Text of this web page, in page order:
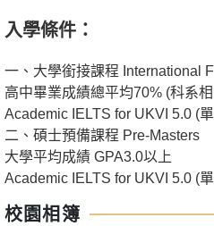
入學條件：
一、大學銜接課程 International
高中畢業成績總平均70% (科系
Academic IELTS for UKVI 5.0 (
二、碩士預備課程 Pre-Masters
大學平均成績 GPA3.0以上
Academic IELTS for UKVI 5.0 (
校園相簿